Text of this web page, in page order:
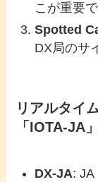
こが重要で
Spotted
DX局のサ
リアルタイ
「IOTA-JA
DX-JA: JA